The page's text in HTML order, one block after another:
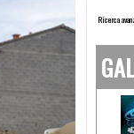
Ricerca